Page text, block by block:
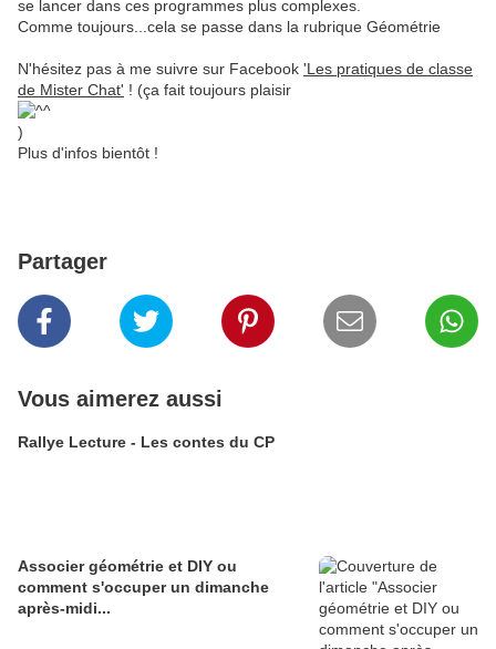
se lancer dans ces programmes plus complexes.
Comme toujours...cela se passe dans la rubrique Géométrie
N'hésitez pas à me suivre sur Facebook 'Les pratiques de classe
de Mister Chat' ! (ça fait toujours plaisir
)
Plus d'infos bientôt !
Partager
Vous aimerez aussi
Rallye Lecture - Les contes du CP
Associer géométrie et DIY ou
comment s'occuper un dimanche
après-midi...